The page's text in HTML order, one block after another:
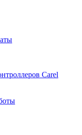
Carel